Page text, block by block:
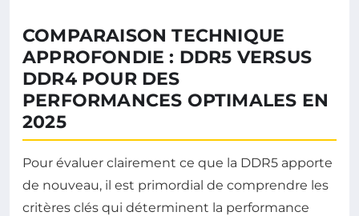
COMPARAISON TECHNIQUE
APPROFONDIE : DDR5 VERSUS
DDR4 POUR DES
PERFORMANCES OPTIMALES EN
2025
Pour évaluer clairement ce que la DDR5 apporte
de nouveau, il est primordial de comprendre les
critères clés qui déterminent la performance